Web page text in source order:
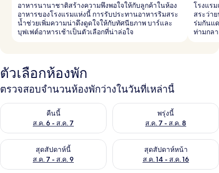
อาหารนานาชาติสร้างความพึงพอใจให้กับลูกค้าในห้อง
อาหารของโรงแรมแห่งนี้ การรับประทานอาหารริมสระ
น้ำช่วยเพิ่มความน่าดึงดูดใจให้กับทัศนียภาพ บาร์และ
บุฟเฟต์อาหารเช้าเป็นตัวเลือกที่น่าล่อใจ
โรงแร
สระว่า
ร่มกันแ
ท่ามกล
ตัวเลือกห้องพัก
ตรวจสอบจำนวนห้องพักว่างในวันที่เหล่านี้
คืนนี้
ส.ค. 6 - ส.ค. 7
ตรวจสอบจำนวนห้องพักว่างในคืนนี้ ส.ค. 6 - ส.ค. 7พรุ่งนี้
ส.ค. 7 - ส.ค. 8
ตรวจสอบจำนวนห้องพักว่างใน
สุดสัปดาห์นี้
ส.ค. 7 - ส.ค. 9
ตรวจสอบจำนวนห้องพักว่างในสุดสัปดาห์นี้ ส.ค. 7 - ส.ค. 9
สุดสัปดาห์หน้า
ส.ค. 14 - ส.ค. 16
ตรวจสอบจำนวนห้องพักว่างใน